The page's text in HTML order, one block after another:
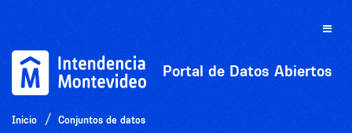
Toggle
Portal de Datos Abiertos
Inicio Conjuntos de datos